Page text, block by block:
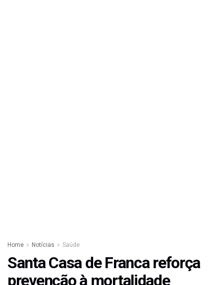
Home Notícias Saúde
Santa Casa de Franca reforça
prevenção à mortalidade